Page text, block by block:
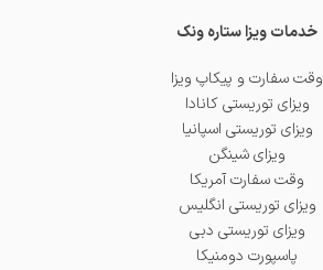
خدمات ویزا ستاره ونک
وقت سفارت و پیکاپ ویزا
ویزای توریستی کانادا
ویزای توریستی اسپانیا
ویزای شینگن
وقت سفارت آمریکا
ویزای توریستی انگلیس
ویزای توریستی دبی
پاسپورت دومنیکا